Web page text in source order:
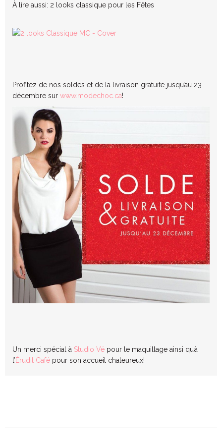
À lire aussi: 2 looks classique pour les Fêtes
Profitez de nos soldes et de la livraison gratuite jusqu’au 23
décembre sur www.modechoc.ca!
Un merci spécial à Studio Vé pour le maquillage ainsi qu’à
l’Érudit Café pour son accueil chaleureux!